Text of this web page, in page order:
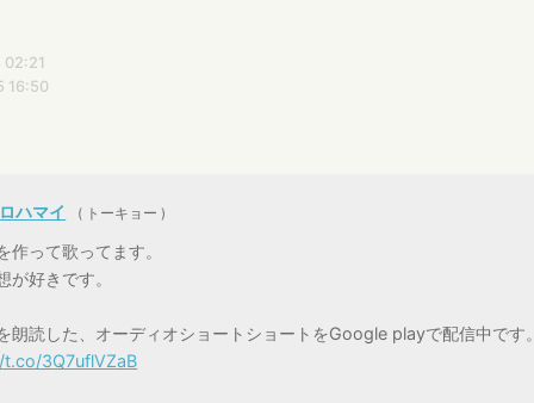
02:21
16:50
ハマイ ( トーキョー )
作って歌ってます。
が好きです。
朗読した、オーディオショートショートをGoogle playで配信中です。
3Q7uflVZaB